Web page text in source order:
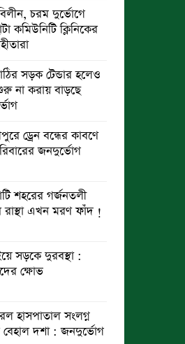
মর্যাদায় ‘জুলাই
পালিত
গণঅভ্যুত্থান দিবস
গণঅভ্যুত্থান
বিলীন, চরম দুর্ভোগে
কমিউনিটি ক্লিনিকের
সড়ক টেন্ডার হলেও
না করায় বাড়ছে
ড্রেন বন্ধের কাবণে
জনদুর্ভোগ
শহরের গর্জনতলী
রাস্থা এখন মরণ ফাঁদ !
সড়কে দুরবস্থা :
ক্ষোভ
হাসপাতাল সংলগ্ন
বেহাল দশা : জনদুর্ভোগ